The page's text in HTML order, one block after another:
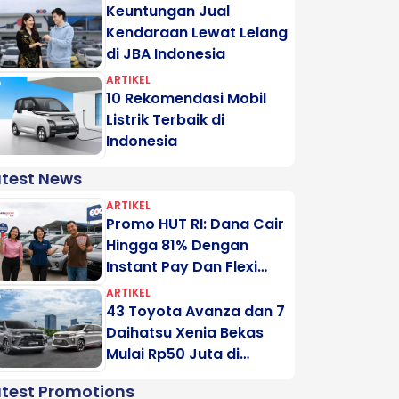
Keuntungan Jual
Kendaraan Lewat Lelang
di JBA Indonesia
ARTIKEL
10 Rekomendasi Mobil
Listrik Terbaik di
Indonesia
News
ARTIKEL
Promo HUT RI: Dana Cair
Hingga 81% Dengan
Instant Pay Dan Flexi
Pay Motogadai
ARTIKEL
43 Toyota Avanza dan 7
Daihatsu Xenia Bekas
Mulai Rp50 Juta di
Promotions